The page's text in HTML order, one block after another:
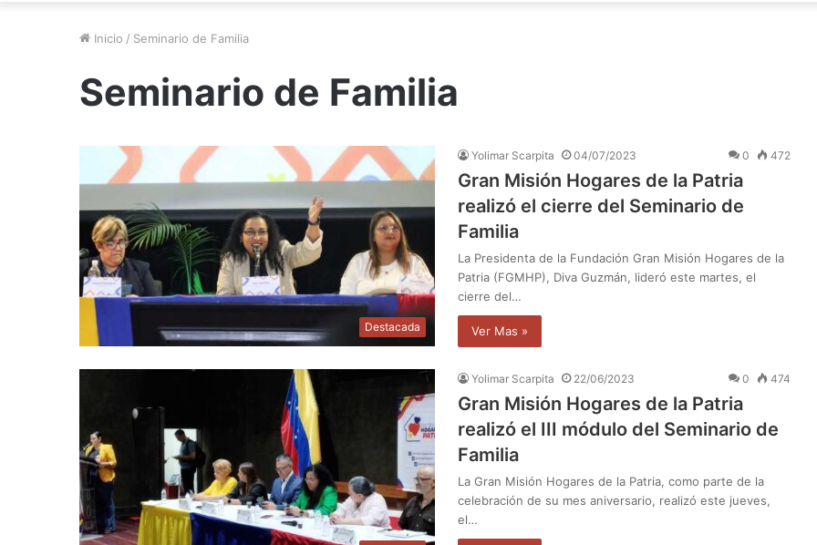
Inicio / Seminario de Familia
Seminario de Familia
Destacada
Yolimar Scarpita 04/07/2023 0 472
Gran Misión Hogares de la Patria
realizó el cierre del Seminario de
Familia
La Presidenta de la Fundación Gran Misión Hogares de la
Patria (FGMHP), Diva Guzmán, lideró este martes, el
cierre del…
Ver Mas »
Yolimar Scarpita 22/06/2023 0 474
Gran Misión Hogares de la Patria
realizó el III módulo del Seminario de
Familia
La Gran Misión Hogares de la Patria, como parte de la
celebración de su mes aniversario, realizó este jueves,
el…